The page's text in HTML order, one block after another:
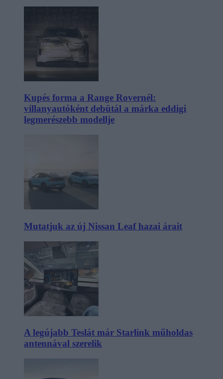
Kupés forma a Range Rovernél:
villanyautóként debütál a márka eddigi
legmerészebb modellje
Mutatjuk az új Nissan Leaf hazai árait
A legújabb Teslát már Starlink műholdas
antennával szerelik